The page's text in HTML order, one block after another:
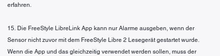
erfahren.
15. Die FreeStyle LibreLink App kann nur Alarme ausgeben, wenn der
Sensor nicht zuvor mit dem FreeStyle Libre 2 Lesegerät gestartet wurde.
Wenn die App und das gleichzeitig verwendet werden sollen, muss der